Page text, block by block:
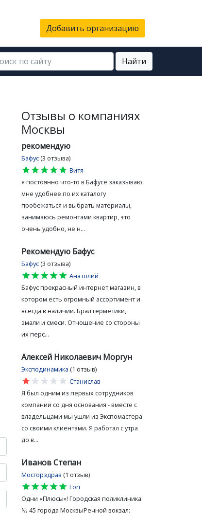
Добавить организацию
Найти
Отзывы о компаниях
Москвы
рекомендую
Бафус (3 отзыва)
star
star
star
star
star
Витя
я постоянно что-то в Бафусе заказываю,
мне удобнее по их каталогу
пробежаться и выбрать материалы,
занимаюсь ремонтами квартир, это
очень удобно, не н...
Рекомендую Бафус
Бафус (3 отзыва)
star
star
star
star
star
Анатолий
Бафус прекрасный интернет магазин, в
котором есть огромный ассортимент и
всегда в наличии. Брал герметики,
эмали и смеси. Отношение со стороны
их перс...
Алексей Николаевич Моргун
Эксподинамика (1 отзыв)
star
star
star
star
star
Станислав
Я был одним из первых сотрудников
компании со дня основания - вместе с
владельцами мы ушли из Экспомастера
со своими клиентами. Я работал с утра
до в...
Иванов Степан
Мосгорздрав (1 отзыв)
star
star
star
star
star
Lori
Одни «Плюсы»! Городская поликлиника
№ 45 города МосквыРечной вокзал: